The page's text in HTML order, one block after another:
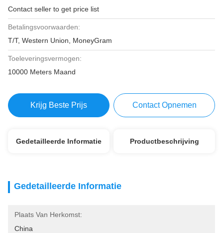
Contact seller to get price list
Betalingsvoorwaarden:
T/T, Western Union, MoneyGram
Toeleveringsvermogen:
10000 Meters Maand
Krijg Beste Prijs Contact Opnemen
Gedetailleerde Informatie Productbeschrijving
Gedetailleerde Informatie
Plaats Van Herkomst:
China